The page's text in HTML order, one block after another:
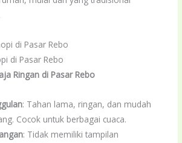
di Pasar Rebo
di Pasar Rebo
Ringan di Pasar Rebo
: Tahan lama, ringan, dan mudah
Cocok untuk berbagai cuaca.
: Tidak memiliki tampilan